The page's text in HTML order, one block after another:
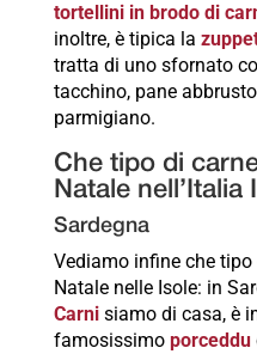
tortellini in brodo di
inoltre, è tipica la
tratta di uno sfornato
tacchino, pane
parmigiano.
Che tipo di
Natale nell’Italia
Sardegna
Vediamo infine che
Natale nelle Isole: in
Carni siamo di casa, è
famosissimoporceddu